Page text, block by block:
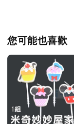
您可能也喜歡